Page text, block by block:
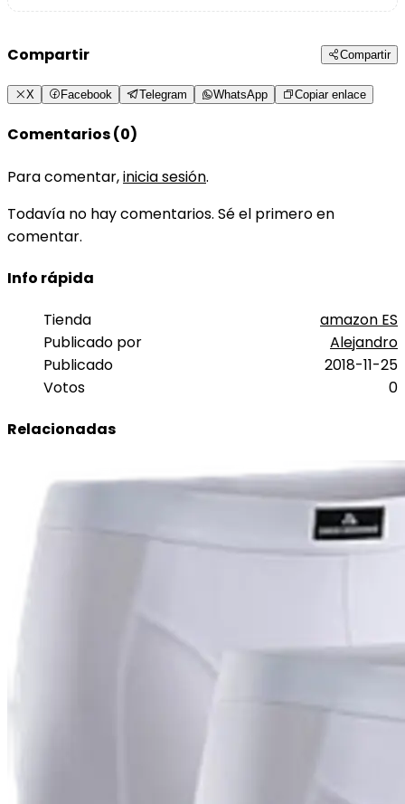
Compartir Compartir
X Facebook Telegram WhatsApp Copiar enlace
Comentarios (0)
Para comentar,inicia sesión.
Todavía no hay comentarios. Sé el primero en
comentar.
Info rápida
Tienda
amazon ES
Publicado por
Alejandro
Publicado
2018-11-25
Votos
0
Relacionadas